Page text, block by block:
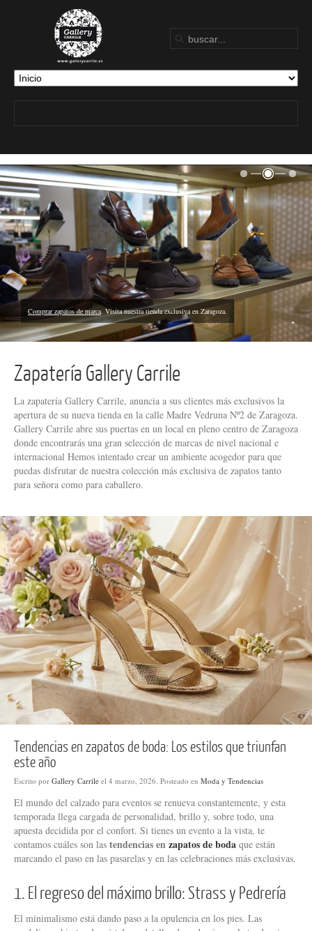
Comprar zapatos de marca. Visita nuestra tienda exclusiva en Zaragoza.
Zapatería Gallery Carrile
La zapatería Gallery Carrile, anuncia a sus clientes más exclusivos la
apertura de su nueva tienda en la calle Madre Vedruna Nº2 de Zaragoza.
Gallery Carrile abre sus puertas en un local en pleno centro de Zaragoza
donde encontrarás una gran selección de marcas de nivel nacional e
internacional Hemos intentado crear un ambiente acogedor para que
puedas disfrutar de nuestra colección más exclusiva de zapatos tanto
para señora como para caballero.
Tendencias en zapatos de boda: Los estilos que triunfan
este año
Escrito por Gallery Carrile el 4 marzo, 2026 . Posteado en Moda y Tendencias
El mundo del calzado para eventos se renueva constantemente, y esta
temporada llega cargada de personalidad, brillo y, sobre todo, una
apuesta decidida por el confort. Si tienes un evento a la vista, te
contamos cuáles son las tendencias enzapatos de boda que están
marcando el paso en las pasarelas y en las celebraciones más exclusivas.
1. El regreso del máximo brillo: Strass y Pedrería
El minimalismo está dando paso a la opulencia en los pies. Las